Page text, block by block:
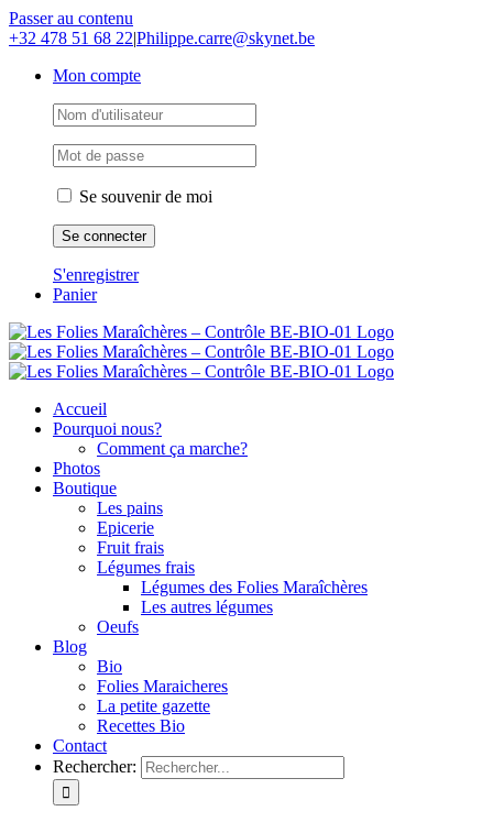
Passer au contenu
+32 478 51 68 22|Philippe.carre@skynet.be
Mon compte
Se souvenir de moi
S'enregistrer
Panier
Accueil
Pourquoi nous?
Comment ça marche?
Photos
Boutique
Les pains
Epicerie
Fruit frais
Légumes frais
Légumes des Folies Maraîchères
Les autres légumes
Oeufs
Blog
Bio
Folies Maraicheres
La petite gazette
Recettes Bio
Contact
Rechercher: